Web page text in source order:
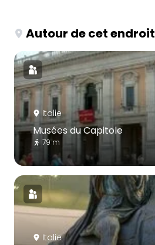
Autour de cet endroit
Italie
Musées du Capitole
79 m
Italie